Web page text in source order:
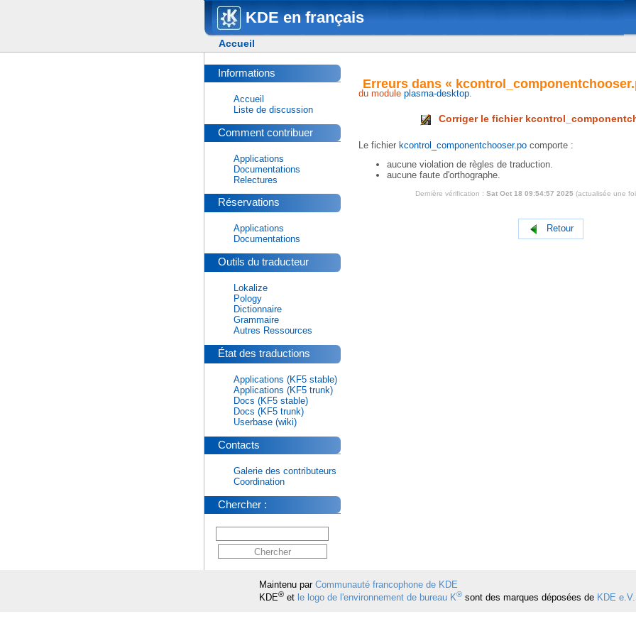
KDE en français
Accueil
Erreurs dans «
du moduleplasma-desktop.
Corriger le fichier
Le fichierkcontrol_componentchooser.po comporte :
aucune violation de règles de traduction.
aucune faute d'orthographe.
Dernière vérification :Sat Oct 18 09:54:57 2025 (actualisée une
Retour
Informations
Accueil
Liste de discussion
Comment contribuer
Applications
Documentations
Relectures
Réservations
Applications
Documentations
Outils du traducteur
Lokalize
Pology
Dictionnaire
Grammaire
Autres Ressources
État des traductions
Applications (KF5 stable)
Applications (KF5 trunk)
Docs (KF5 stable)
Docs (KF5 trunk)
Userbase (wiki)
Contacts
Galerie des contributeurs
Coordination
Chercher :
Maintenu par Communauté francophone de KDE
KDE®et le logo de l'environnement de bureau K®sont des marques déposées de KDE e.V.